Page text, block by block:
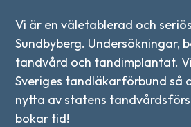
Vi är en väletablerad och
Sundbyberg. Undersökningar,
tandvård och tandimplantat.
Sveriges tandläkarförbund så
nytta av statens
bokar tid!